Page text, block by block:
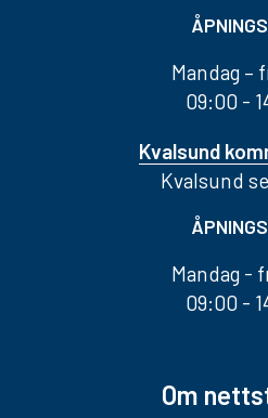
Mandag –
09:00 -
Kvalsund
Kvalsund
Mandag -
09:00 -
Om